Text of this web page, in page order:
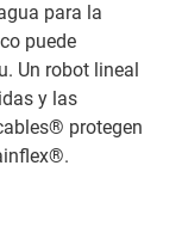
para la
puede
Un robot lineal
y las
protegen